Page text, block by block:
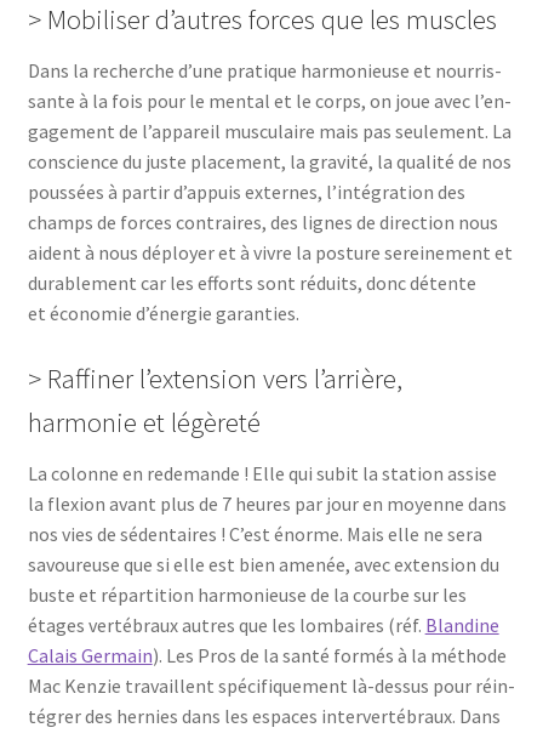
> Mobiliser d’autres forces que les muscles
Dans la recherche d’une pra­tique har­mo­nieuse et nour­ris­
sante à la fois pour le men­tal et le corps, on joue avec l’en­
ga­ge­ment de l’ap­pa­reil mus­cu­laire mais pas seule­ment. La
conscience du juste pla­ce­ment, la gra­vi­té, la qua­li­té de nos
pous­sées à par­tir d’ap­puis externes, l’in­té­gra­tion des
champs de forces contraires, des lignes de direc­tion nous
aident à nous déployer et à vivre la pos­ture serei­ne­ment et
dura­ble­ment car les efforts sont réduits, donc détente
et éco­no­mie d’éner­gie garanties.
> Raffiner l’extension vers l’arrière,
harmonie et légèreté
La colonne en rede­mande ! Elle qui subit la sta­tion assise
la flexion avant plus de 7 heures par jour en moyenne dans
nos vies de séden­taires ! C’est énorme. Mais elle ne sera
savou­reuse que si elle est bien ame­née, avec exten­sion du
buste et répar­ti­tion har­mo­nieuse de la courbe sur les
étages ver­té­braux autres que les lom­baires (réf. Blan­dine
Calais Ger­main). Les Pros de la san­té for­més à la méthode
Mac Ken­zie tra­vaillent spé­ci­fi­que­ment là-des­sus pour réin­
té­grer des her­nies dans les espaces inter­ver­té­braux. Dans